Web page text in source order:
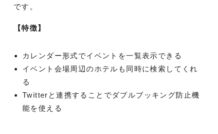
です。
【特徴】
カレンダー形式でイベントを一覧表示できる
イベント会場周辺のホテルも同時に検索してくれ
る
Twitterと連携することでダブルブッキング防止機
能を使える